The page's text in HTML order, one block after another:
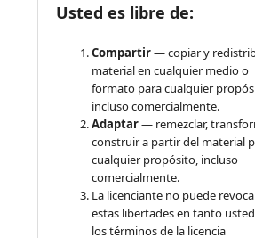
Usted es libre de:
Compartir— copiar y
material en cualquier medio o
formato para cualquier
incluso comercialmente.
Adaptar— remezclar,
construir a partir del material
cualquier propósito, incluso
comercialmente.
La licenciante no puede
estas libertades en tanto
los términos de la licencia